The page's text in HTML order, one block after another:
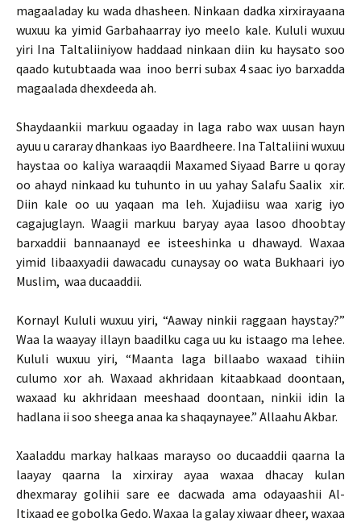
magaaladay ku wada dhasheen. Ninkaan dadka xirxirayaana
wuxuu ka yimid Garbahaarray iyo meelo kale. Kululi wuxuu
yiri Ina Taltaliiniyow haddaad ninkaan diin ku haysato soo
qaado kutubtaada waa inoo berri subax 4 saac iyo barxadda
magaalada dhexdeeda ah.
Shaydaankii markuu ogaaday in laga rabo wax uusan hayn
ayuu u cararay dhankaas iyo Baardheere. Ina Taltaliini wuxuu
haystaa oo kaliya waraaqdii Maxamed Siyaad Barre u qoray
oo ahayd ninkaad ku tuhunto in uu yahay Salafu Saalix xir.
Diin kale oo uu yaqaan ma leh. Xujadiisu waa xarig iyo
cagajuglayn. Waagii markuu baryay ayaa lasoo dhoobtay
barxaddii bannaanayd ee isteeshinka u dhawayd. Waxaa
yimid libaaxyadii dawacadu cunaysay oo wata Bukhaari iyo
Muslim, waa ducaaddii.
Kornayl Kululi wuxuu yiri, “Aaway ninkii raggaan haystay?”
Waa la waayay illayn baadilku caga uu ku istaago ma lehee.
Kululi wuxuu yiri, “Maanta laga billaabo waxaad tihiin
culumo xor ah. Waxaad akhridaan kitaabkaad doontaan,
waxaad ku akhridaan meeshaad doontaan, ninkii idin la
hadlana ii soo sheega anaa ka shaqaynayee.” Allaahu Akbar.
Xaaladdu markay halkaas marayso oo ducaaddii qaarna la
laayay qaarna la xirxiray ayaa waxaa dhacay kulan
dhexmaray golihii sare ee dacwada ama odayaashii Al-
Itixaad ee gobolka Gedo. Waxaa la galay xiwaar dheer, waxaa